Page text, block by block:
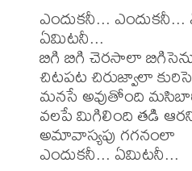
ఎందుకనీ...
ఏమిటనీ...
బిగి బిగి చెరసాలా
చిటపట చిరుజ్వాలా
మనసే అవుతోంది
వలపే మిగిలింది తడి
అమావాస్యపు గగనంలా
ఎందుకనీ... ఏమిటనీ...